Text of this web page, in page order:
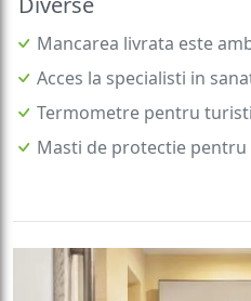
Mancarea livrata este
Acces la specialisti in
Termometre pentru
Masti de protectie